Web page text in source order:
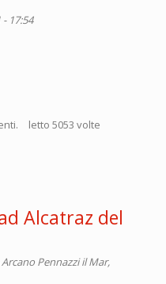
17:54
letto 5053 volte
Alcatraz del
Arcano Pennazziil Mar,